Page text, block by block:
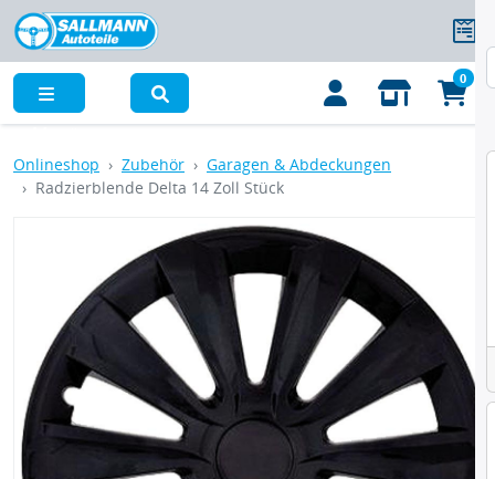
0
Onlineshop Zubehör
Garagen & Abdeckungen
Radzierblende Delta 14 Zoll Stück